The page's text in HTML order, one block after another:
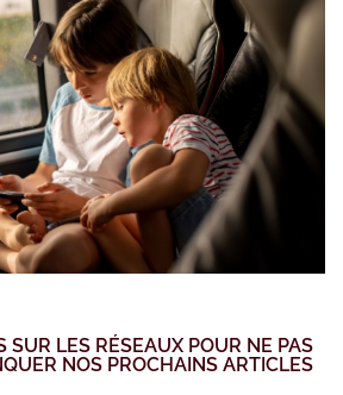
SUR LES RÉSEAUX POUR NE PAS
NOS PROCHAINS ARTICLES